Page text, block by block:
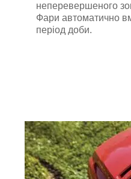
неперевершеного
Фари автоматично
період доби.